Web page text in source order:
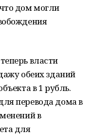
дом могли
власти
обеих зданий
в 1 рубль.
перевода дома в
в
для